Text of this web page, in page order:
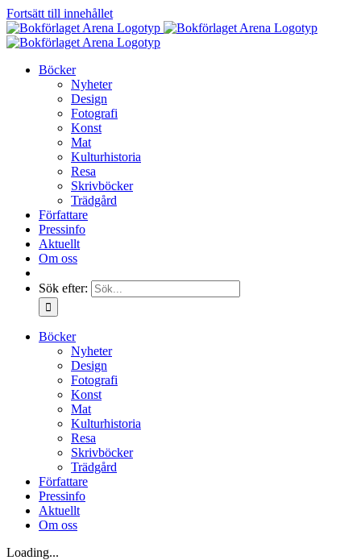
Fortsätt till innehållet
Böcker
Nyheter
Design
Fotografi
Konst
Mat
Kulturhistoria
Resa
Skrivböcker
Trädgård
Författare
Pressinfo
Aktuellt
Om oss
Sök efter:
Böcker
Nyheter
Design
Fotografi
Konst
Mat
Kulturhistoria
Resa
Skrivböcker
Trädgård
Författare
Pressinfo
Aktuellt
Om oss
Loading...